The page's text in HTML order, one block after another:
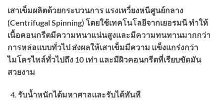
เสาเข็มผลิตด้วยกระบวนการ แรงเหวี่ยงหนีศูนย์กลาง
(Centrifugal Spinning) โดยใช้เทคโนโลยีจากเยอรมนี ทำให้
เนื้อคอนกรีตมีความหนาแน่นสูงและมีความทนทานมากกว่า
การหล่อแบบทั่วไป ส่งผลให้เสาเข็มมีความ แข็งแกร่งกว่า
ไมโครไพล์ทั่วไปถึง 10 เท่า และมีผิวคอนกรีตที่เรียบขัดมัน
สวยงาม
รับน้ำหนักได้มหาศาลและรับได้ทันที